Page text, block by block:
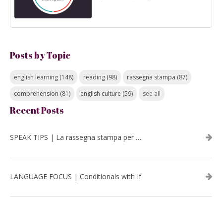
Posts by Topic
english learning (148) reading (98) rassegna stampa (87)
comprehension (81) english culture (59) see all
Recent Posts
SPEAK TIPS | La rassegna stampa per migliorare l’inglese - luglio 2026
LANGUAGE FOCUS | Conditionals with If